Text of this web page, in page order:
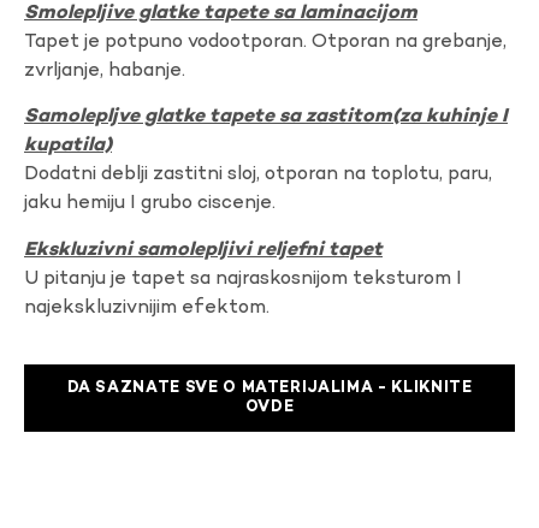
Smolepljive glatke tapete sa laminacijom
Tapet je potpuno vodootporan. Otporan na grebanje,
zvrljanje, habanje.
Samolepljve glatke tapete sa zastitom(za kuhinje I
kupatila)
Dodatni deblji zastitni sloj, otporan na toplotu, paru,
jaku hemiju I grubo ciscenje.
Ekskluzivni samolepljivi reljefni tapet
U pitanju je tapet sa najraskosnijom teksturom I
najekskluzivnijim efektom.
DA SAZNATE SVE O MATERIJALIMA - KLIKNITE
OVDE